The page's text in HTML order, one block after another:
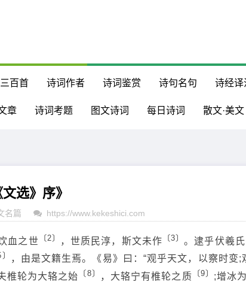
百首 诗词作者 诗词鉴赏 诗句名句 诗经译
章 诗词考题 图文诗词 每日诗词 散文·美文
选》序》
名篇 https://www.kekeshici.com
血之世 〔2〕 ，世质民淳，斯文未作 〔3〕 。逮乎伏羲
，由是文籍生焉。《易》曰：“观乎天文，以察时变;
椎轮为大辂之始 〔8〕 ，大辂宁有椎轮之质 〔9〕 ;增冰